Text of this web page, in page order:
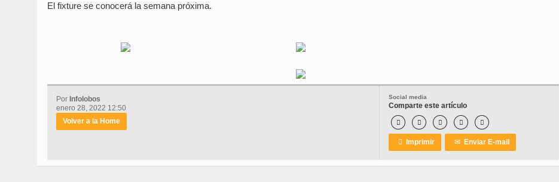
El fixture se conocerá la semana próxima.
Social media
Comparte este artículo
    
 Imprimir ✉ Enviar E-mail
Por Infolobos
enero 28, 2022 12:50
Volver a la Home